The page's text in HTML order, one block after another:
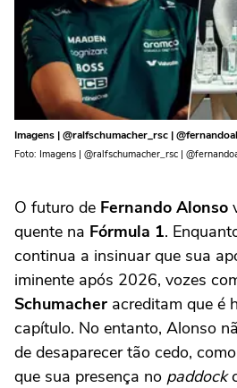
Imagens | @ralfschumacher_rsc |
Foto: Imagens | @ralfschumacher_rsc |
O futuro de Fernando Alonso
quente na Fórmula 1.
continua a insinuar que sua
iminente após 2026, vozes
Schumacher acreditam que é
capítulo. No entanto, Alonso
de desaparecer tão cedo,
que sua presença no paddock